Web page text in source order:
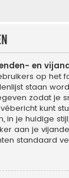
en
op het
staan
zodat je
kunt
in je huidige
aan je
standaard